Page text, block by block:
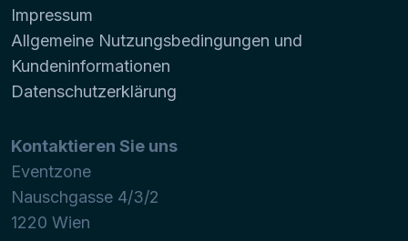
Impressum
Allgemeine Nutzungsbedingungen und
Kundeninformationen
Datenschutzerklärung
Kontaktieren Sie uns
Eventzone
Nauschgasse 4/3/2
1220 Wien